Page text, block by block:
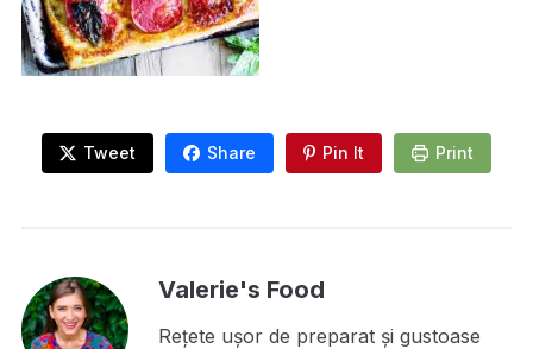
Tweet Share Pin It Print
Valerie's Food
Rețete ușor de preparat și gustoase